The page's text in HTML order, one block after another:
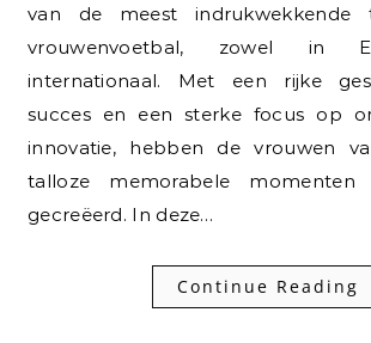
van de meest
vrouwenvoetbal, zowel in
internationaal. Met een rijke
succes en een sterke focus op
innovatie, hebben de vrouwen
talloze memorabele
gecreëerd. In deze…
Continue Reading